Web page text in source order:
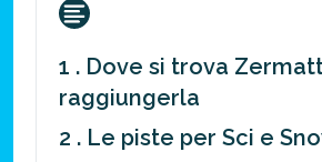
1 . Dove si trova
raggiungerla
2 . Le piste per Sci e